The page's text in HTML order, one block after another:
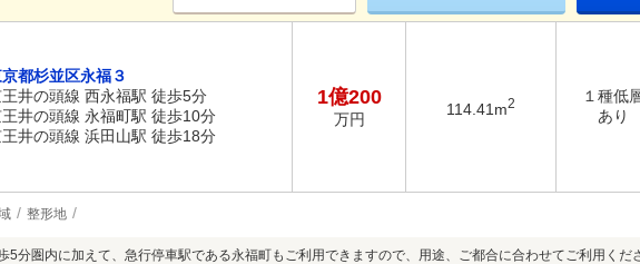
都杉並区永福３
井の頭線 西永福駅 徒歩5分
井の頭線 永福町駅 徒歩10分
井の頭線 浜田山駅 徒歩18分
1億200
万円
114.41m2
１種低
あり
整形地
5分圏内に加えて、急行停車駅である永福町もご利用できますので、用途、ご都合に合わせてご利用くだ